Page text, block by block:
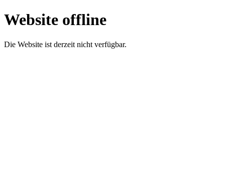
Website offline
Die Website ist derzeit nicht verfügbar.